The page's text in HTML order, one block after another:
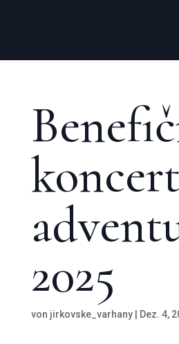
2025
von jirkovske_varhany| Dez. 4,